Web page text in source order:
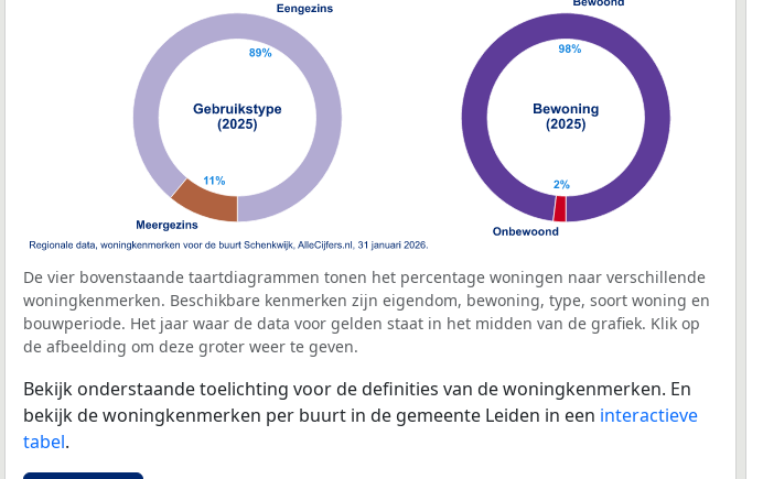
De vier bovenstaande taartdiagrammen tonen het percentage woningen naar verschillende
woningkenmerken. Beschikbare kenmerken zijn eigendom, bewoning, type, soort woning en
bouwperiode. Het jaar waar de data voor gelden staat in het midden van de grafiek. Klik op
de afbeelding om deze groter weer te geven.
Bekijk onderstaande toelichting voor de definities van de woningkenmerken. En
bekijk de woningkenmerken per buurt in de gemeente Leiden in een interactieve
tabel.